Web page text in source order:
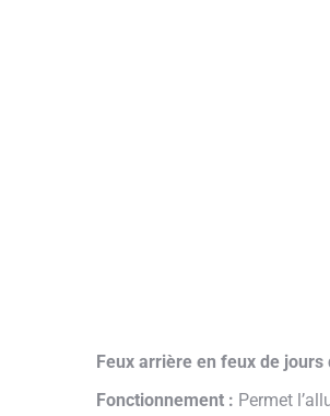
Feux arrière en feux de
Fonctionnement : Permet